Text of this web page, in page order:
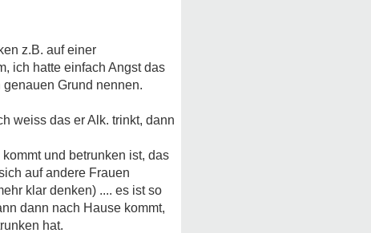
z.B. auf einer
ich hatte einfach Angst das
Grund nennen.
weiss das er Alk. trinkt, dann
und betrunken ist, das
auf andere Frauen
klar denken) .... es ist so
dann nach Hause kommt,
hat.